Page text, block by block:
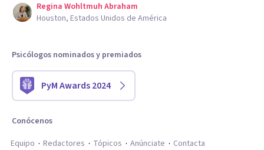
Regina Wohltmuh Abraham
Houston, Estados Unidos de América
Psicólogos nominados y premiados
PyM Awards 2024
Conócenos
Equipo
Redactores Tópicos Anúnciate Contacta